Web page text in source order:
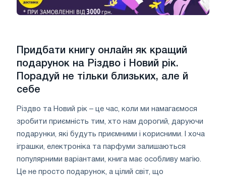
Придбати книгу онлайн як кращий
подарунок на Різдво і Новий рік.
Порадуй не тільки близьких, але й
себе
Різдво та Новий рік – це час, коли ми намагаємося
зробити приємність тим, хто нам дорогий, даруючи
подарунки, які будуть приємними і корисними. І хоча
іграшки, електроніка та парфуми залишаються
популярними варіантами, книга має особливу магію.
Це не просто подарунок, а цілий світ, що